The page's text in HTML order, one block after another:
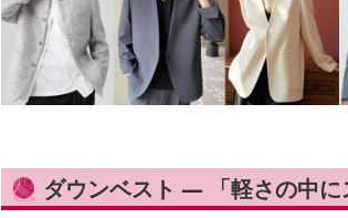
🧶 ダウンベスト — 「軽さの中に